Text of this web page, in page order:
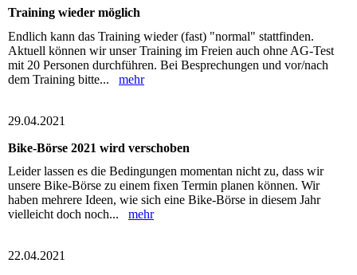
Training wieder möglich
Endlich kann das Training wieder (fast) "normal" stattfinden.
Aktuell können wir unser Training im Freien auch ohne AG-Test
mit 20 Personen durchführen. Bei Besprechungen und vor/nach
dem Training bitte... mehr
29.04.2021
Bike-Börse 2021 wird verschoben
Leider lassen es die Bedingungen momentan nicht zu, dass wir
unsere Bike-Börse zu einem fixen Termin planen können. Wir
haben mehrere Ideen, wie sich eine Bike-Börse in diesem Jahr
vielleicht doch noch... mehr
22.04.2021